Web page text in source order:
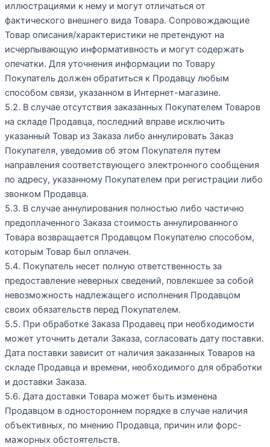
иллюстрациями к нему и могут отличаться от
фактического внешнего вида Товара. Сопровождающие
Товар описания/характеристики не претендуют на
исчерпывающую информативность и могут содержать
опечатки. Для уточнения информации по Товару
Покупатель должен обратиться к Продавцу любым
способом связи, указанном в Интернет-магазине.
5.2. В случае отсутствия заказанных Покупателем Товаров
на складе Продавца, последний вправе исключить
указанный Товар из Заказа либо аннулировать Заказ
Покупателя, уведомив об этом Покупателя путем
направления соответствующего электронного сообщения
по адресу, указанному Покупателем при регистрации либо
звонком Продавца.
5.3. В случае аннулирования полностью либо частично
предоплаченного Заказа стоимость аннулированного
Товара возвращается Продавцом Покупателю способом,
которым Товар был оплачен.
5.4. Покупатель несет полную ответственность за
предоставление неверных сведений, повлекшее за собой
невозможность надлежащего исполнения Продавцом
своих обязательств перед Покупателем.
5.5. При обработке Заказа Продавец при необходимости
может уточнить детали Заказа, согласовать дату поставки.
Дата поставки зависит от наличия заказанных Товаров на
складе Продавца и времени, необходимого для обработки
и доставки Заказа.
5.6. Дата доставки Товара может быть изменена
Продавцом в одностороннем порядке в случае наличия
объективных, по мнению Продавца, причин или форс-
мажорных обстоятельств.